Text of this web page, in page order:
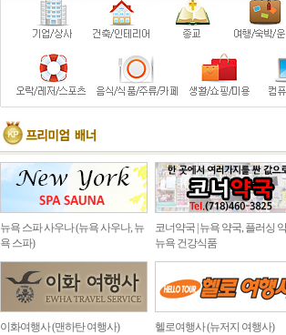
뉴욕 스파 사우나 (뉴욕 사우나, 뉴
욕 스파)
코너약국 | 뉴욕 약국, 플러싱
뉴욕 건강식품
이화여행사 (맨하탄 여행사) 헬로여행사 (뉴저지 여행사)